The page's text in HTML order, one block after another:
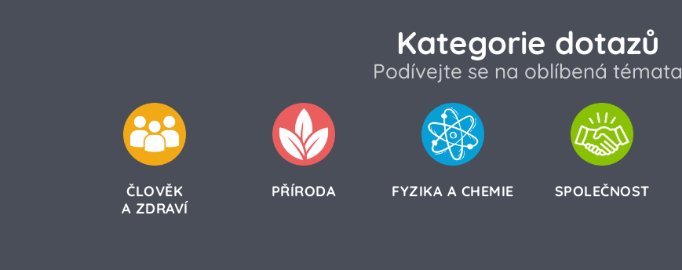
Kategorie dotazů
Podívejte se na oblíbená témata
ČLOVĚK
A ZDRAVÍ
PŘÍRODA FYZIKA A CHEMIE SPOLEČNOST